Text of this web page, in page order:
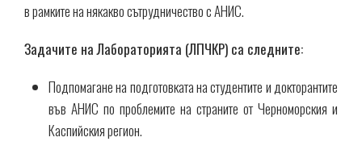
в рамките на някакво сътрудничество с АНИС.
Задачите на Лабораторията (ЛПЧКР) са следните:
Подпомагане на подготовката на студентите и докторантите
във АНИС по проблемите на страните от Черноморския и
Каспийския регион.